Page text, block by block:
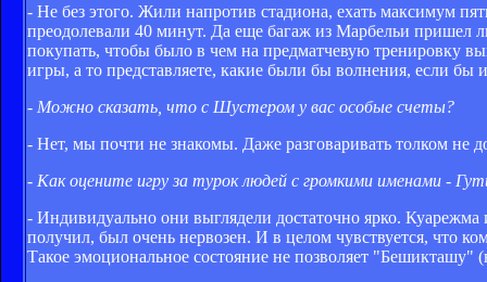
- Не без этого. Жили напротив стадиона, ехать максимум
преодолевали 40 минут. Да еще багаж из Марбельи пришел
покупать, чтобы было в чем на предматчевую тренировку
игры, а то представляете, какие были бы волнения, если
- Можно сказать, что с Шустером у вас особые счеты?
- Нет, мы почти не знакомы. Даже разговаривать толком не
- Как оцените игру за турок людей с громкими именами -
- Индивидуально они выглядели достаточно ярко.
получил, был очень нервозен. И в целом чувствуется, что
Такое эмоциональное состояние не позволяет